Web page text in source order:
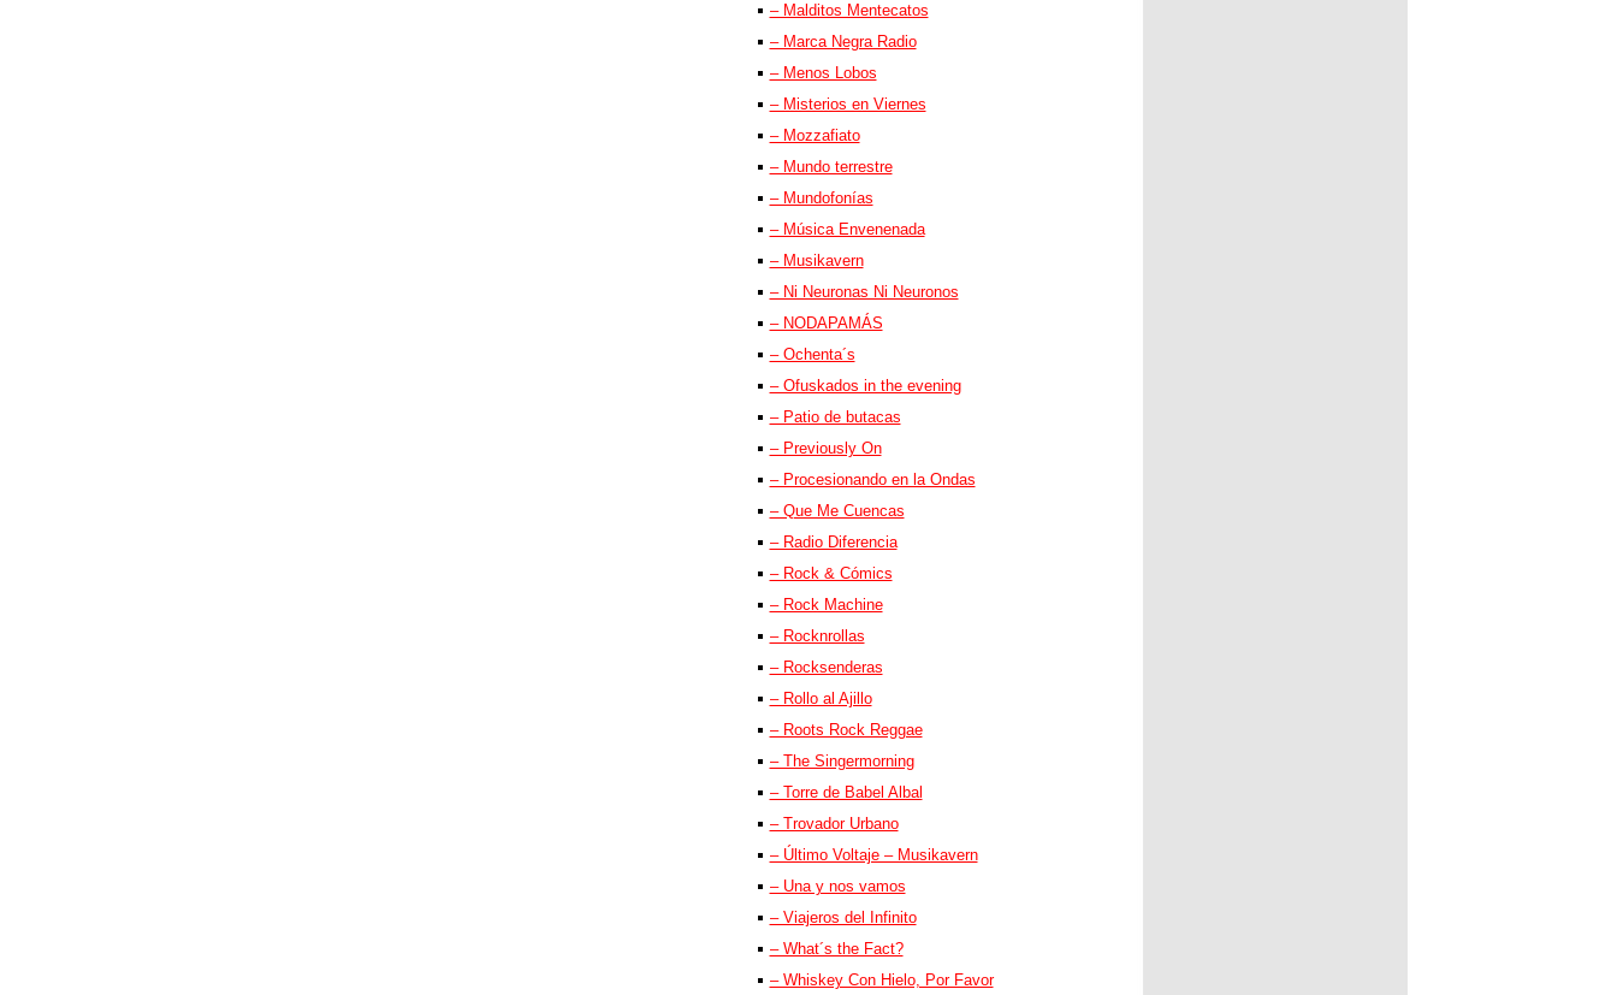
– Malditos Mentecatos
– Marca Negra Radio
– Menos Lobos
– Misterios en Viernes
– Mozzafiato
– Mundo terrestre
– Mundofonías
– Música Envenenada
– Musikavern
– Ni Neuronas Ni Neuronos
– NODAPAMÁS
– Ochenta´s
– Ofuskados in the evening
– Patio de butacas
– Previously On
– Procesionando en la Ondas
– Que Me Cuencas
– Radio Diferencia
– Rock & Cómics
– Rock Machine
– Rocknrollas
– Rocksenderas
– Rollo al Ajillo
– Roots Rock Reggae
– The Singermorning
– Torre de Babel Albal
– Trovador Urbano
– Último Voltaje – Musikavern
– Una y nos vamos
– Viajeros del Infinito
– What´s the Fact?
– Whiskey Con Hielo, Por Favor